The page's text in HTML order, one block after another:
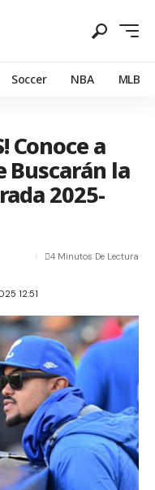
Soccer NBA MLB
Conoce a
Buscarán la
2025-
12:51
4 Minutos De Lectura